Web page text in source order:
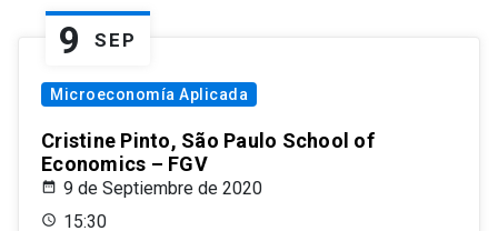
9 SEP
Microeconomía Aplicada
Cristine Pinto, São Paulo School of
Economics – FGV
9 de Septiembre de 2020
15:30